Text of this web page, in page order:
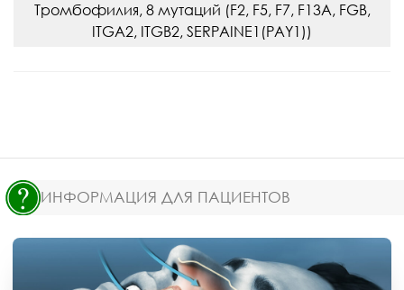
Тромбофилия, 8 мутаций (F2, F5, F7, F13A, FGB,
ITGA2, ITGB2, SERPAINE1(PAY1))
ИНФОРМАЦИЯ ДЛЯ ПАЦИЕНТОВ